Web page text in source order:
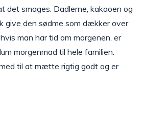
det smages. Dadlerne, kakaoen og
give den sødme som dækker over
man har tid om morgenen, er
morgenmad til hele familien.
til at mætte rigtig godt og er